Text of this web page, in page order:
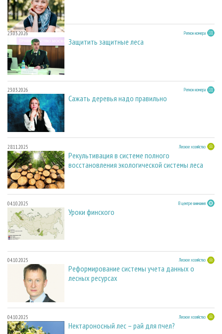
23.03.2026 Регион номера
Защитить защитные леса
23.03.2026 Регион номера
Сажать деревья надо правильно
28.11.2025 Лесное хозяйство
Рекультивация в системе полного
восстановления экологической системы леса
04.10.2025 В центре внимания
Уроки финского
04.10.2025 Лесное хозяйство
Реформирование системы учета данных о
лесных ресурсах
04.10.2025 Лесное хозяйство
Нектароносный лес – рай для пчел?